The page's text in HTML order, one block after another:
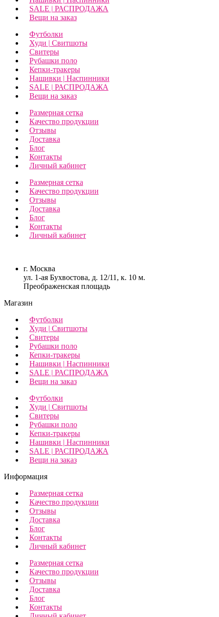
SALE | РАСПРОДАЖА
Вещи на заказ
Футболки
Худи | Свитшоты
Свитеры
Рубашки поло
Кепки-тракеры
Нашивки | Наспинники
SALE | РАСПРОДАЖА
Вещи на заказ
Размерная сетка
Качество продукции
Отзывы
Доставка
Блог
Контакты
Личный кабинет
Размерная сетка
Качество продукции
Отзывы
Доставка
Блог
Контакты
Личный кабинет
г. Москва
ул. 1-ая Бухвостова, д. 12/11, к. 10 м.
Преображенская площадь
Магазин
Футболки
Худи | Свитшоты
Свитеры
Рубашки поло
Кепки-тракеры
Нашивки | Наспинники
SALE | РАСПРОДАЖА
Вещи на заказ
Футболки
Худи | Свитшоты
Свитеры
Рубашки поло
Кепки-тракеры
Нашивки | Наспинники
SALE | РАСПРОДАЖА
Вещи на заказ
Информация
Размерная сетка
Качество продукции
Отзывы
Доставка
Блог
Контакты
Личный кабинет
Размерная сетка
Качество продукции
Отзывы
Доставка
Блог
Контакты